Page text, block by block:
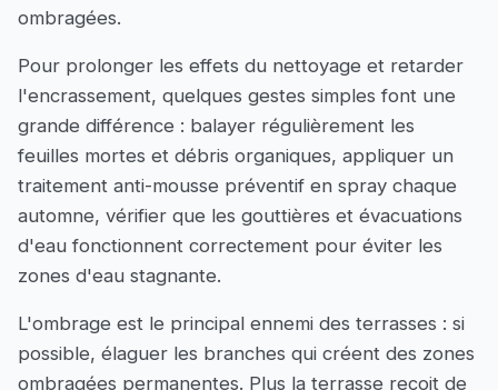
ombragées.
Pour prolonger les effets du nettoyage et retarder
l'encrassement, quelques gestes simples font une
grande différence : balayer régulièrement les
feuilles mortes et débris organiques, appliquer un
traitement anti-mousse préventif en spray chaque
automne, vérifier que les gouttières et évacuations
d'eau fonctionnent correctement pour éviter les
zones d'eau stagnante.
L'ombrage est le principal ennemi des terrasses : si
possible, élaguer les branches qui créent des zones
ombragées permanentes. Plus la terrasse reçoit de